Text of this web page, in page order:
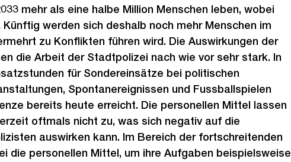
mehr als eine halbe Million Menschen leben, wobei
werden sich deshalb noch mehr Menschen im
zu Konflikten führen wird. Die Auswirkungen der
die Arbeit der Stadtpolizei nach wie vor sehr stark. In
für Sondereinsätze bei politischen
Spontanereignissen und Fussballspielen
bereits heute erreicht. Die personellen Mittel lassen
oftmals nicht zu, was sich negativ auf die
auswirken kann. Im Bereich der fortschreitenden
die personellen Mittel, um ihre Aufgaben beispielsweise